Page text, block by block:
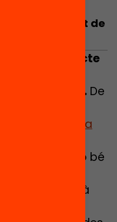
l’efectivitat de
que l’efecte
rendiment
. De
de
no s’ha
sobre
prohibició
, o bé
on l’ús està